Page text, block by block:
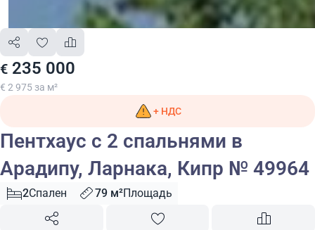
€ 235 000
€ 2 975 за м²
+ НДС
Пентхаус с 2 спальнями в
Арадипу, Ларнака, Кипр № 49964
2Спален 79 м²Площадь